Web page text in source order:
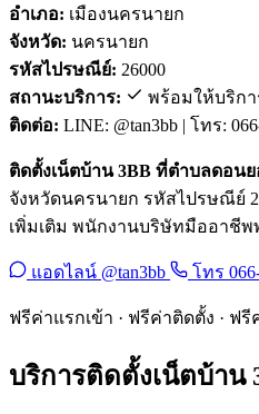
อำเภอ: เมืองนครนายก
จังหวัด: นครนายก
รหัสไปรษณีย์: 26000
สถานะบริการ:
พร้อมให้บริกา
ติดต่อ: LINE: @tan3bb | โทร:
ติดตั้งเน็ตบ้าน 3BB ที่ตำบลดอนย
จังหวัดนครนายก รหัสไปรษณีย์
เพิ่มเติม พนักงานบริษัทมืออาชีพ
แอดไลน์ @tan3bb โทร
ฟรีค่าแรกเข้า · ฟรีค่าติดตั้ง · ฟ
บริการติดตั้งเน็ตบ้าน